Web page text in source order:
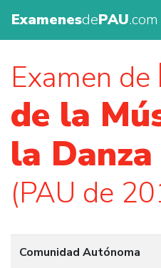
ExamenesdePAU.com
Examen de
de la
la Danza
(PAU de
Comunidad Autónoma